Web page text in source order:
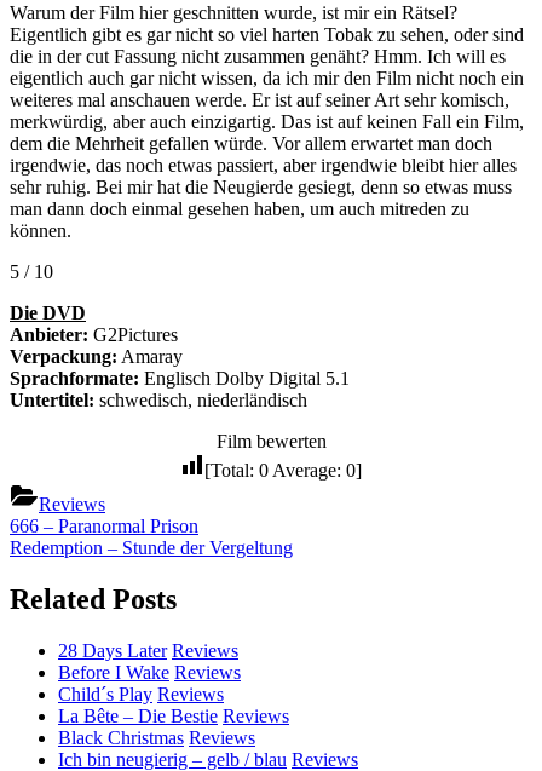
Warum der Film hier geschnitten wurde, ist mir ein Rätsel?
Eigentlich gibt es gar nicht so viel harten Tobak zu sehen, oder sind
die in der cut Fassung nicht zusammen genäht? Hmm. Ich will es
eigentlich auch gar nicht wissen, da ich mir den Film nicht noch ein
weiteres mal anschauen werde. Er ist auf seiner Art sehr komisch,
merkwürdig, aber auch einzigartig. Das ist auf keinen Fall ein Film,
dem die Mehrheit gefallen würde. Vor allem erwartet man doch
irgendwie, das noch etwas passiert, aber irgendwie bleibt hier alles
sehr ruhig. Bei mir hat die Neugierde gesiegt, denn so etwas muss
man dann doch einmal gesehen haben, um auch mitreden zu
können.
5 / 10
Die DVD
Anbieter: G2Pictures
Verpackung: Amaray
Sprachformate: Englisch Dolby Digital 5.1
Untertitel: schwedisch, niederländisch
Film bewerten
[Total: 0 Average: 0]
Reviews
Beitragsnavigation
Previous
Post:
666 – Paranormal Prison
Next
Redemption – Stunde der Vergeltung
Related Posts
28 Days Later Reviews
Before I Wake Reviews
Child´s Play Reviews
La Bête – Die Bestie Reviews
Black Christmas Reviews
Ich bin neugierig – gelb / blau Reviews